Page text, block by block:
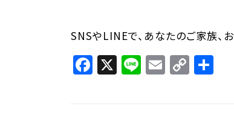
SNSやLINEで、あなたのご家族、
Facebook
X LineEmail
Copy